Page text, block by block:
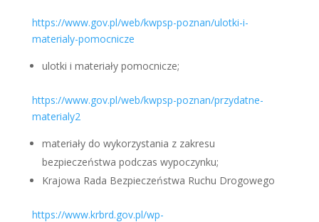
https://www.gov.pl/web/kwpsp-poznan/ulotki-i-
materialy-pomocnicze
ulotki i materiały pomocnicze;
https://www.gov.pl/web/kwpsp-poznan/przydatne-
materialy2
materiały do wykorzystania z zakresu
bezpieczeństwa podczas wypoczynku;
Krajowa Rada Bezpieczeństwa Ruchu Drogowego
https://www.krbrd.gov.pl/wp-